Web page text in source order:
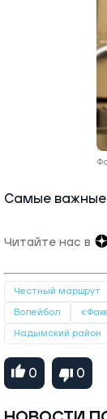
Самые важные
Читайте нас в
Честный маршрут
Волейбол
Надымский район
0 0